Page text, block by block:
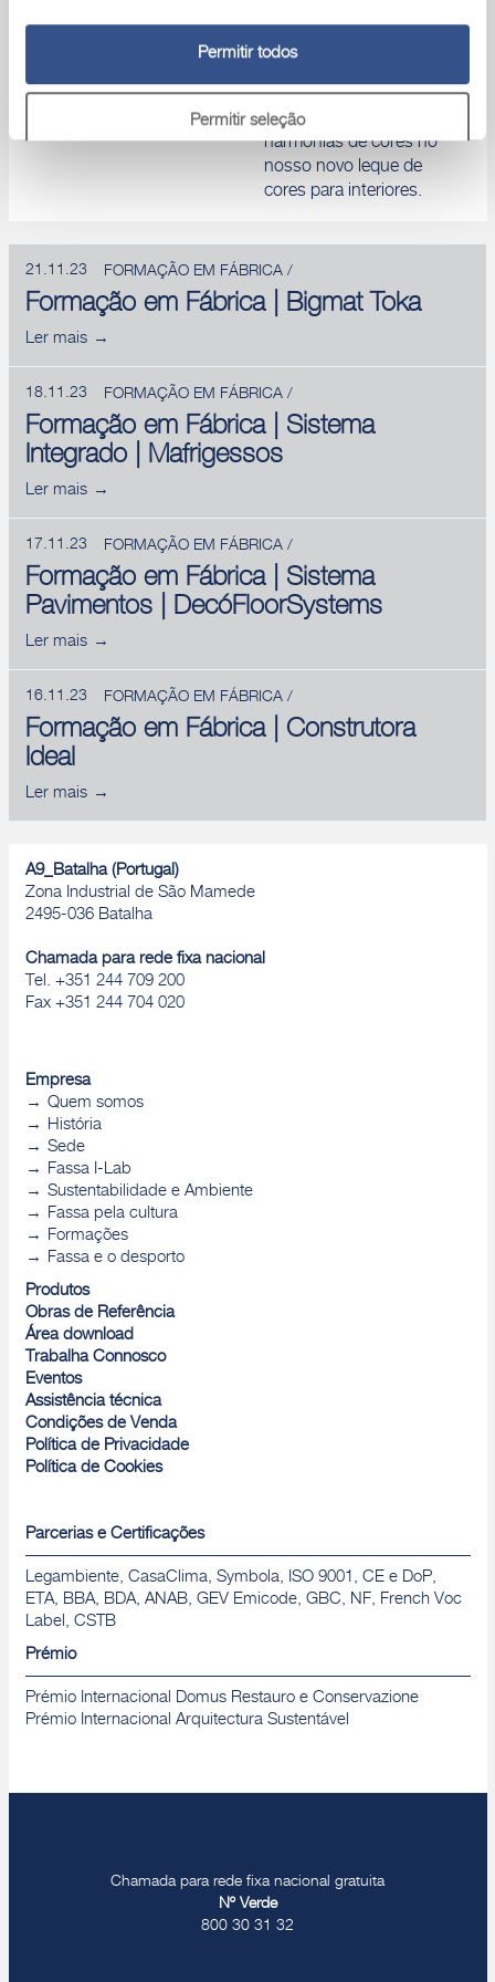
Permitir todos
Permitir seleção
Rejeitar
A cor é emoção e pode
o seu bem-estar.
Descubra as novas
harmonias de cores no
nosso novo leque de
cores para interiores.
FORMAÇÃO EM FÁBRICA /
21.11.23
Formação em Fábrica | Bigmat Toka
Ler mais
FORMAÇÃO EM FÁBRICA /
18.11.23
Formação em Fábrica | Sistema
Integrado | Mafrigessos
Ler mais
FORMAÇÃO EM FÁBRICA /
17.11.23
Formação em Fábrica | Sistema
Pavimentos | DecóFloorSystems
Ler mais
FORMAÇÃO EM FÁBRICA /
16.11.23
Formação em Fábrica | Construtora
Ideal
Ler mais
A9_Batalha (Portugal)
Zona Industrial de São Mamede
2495-036 Batalha
Chamada para rede fixa nacional
Tel. +351 244 709 200
Fax +351 244 704 020
Empresa
Quem somos
História
Sede
Fassa I-Lab
Sustentabilidade e Ambiente
Fassa pela cultura
Formações
Fassa e o desporto
Produtos
Obras de Referência
Área download
Trabalha Connosco
Eventos
Assistência técnica
Condições de Venda
Política de Privacidade
Política de Cookies
Parcerias e Certificações
Legambiente, CasaClima, Symbola, ISO 9001, CE e DoP,
ETA, BBA, BDA, ANAB, GEV Emicode, GBC, NF, French Voc
Label, CSTB
Prémio
Prémio Internacional Domus Restauro e Conservazione
Prémio Internacional Arquitectura Sustentável
Chamada para rede fixa nacional gratuita
Nº Verde
800 30 31 32